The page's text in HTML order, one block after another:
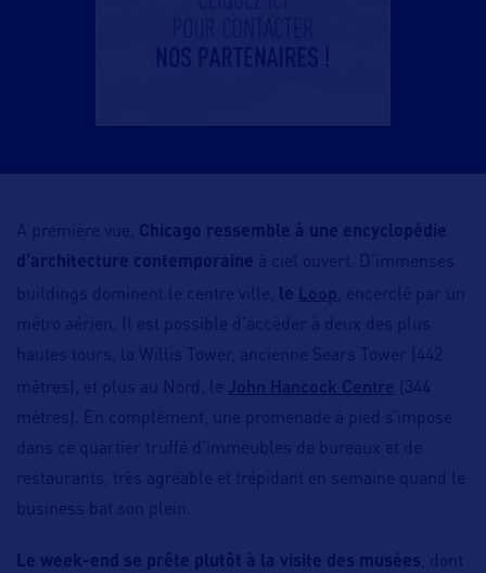
A première vue, Chicago ressemble à une encyclopédie
d’architecture contemporaine à ciel ouvert. D’immenses
buildings dominent le centre ville,
le Loop
, encerclé par un
métro aérien. Il est possible d’accéder à deux des plus
hautes tours, la Willis Tower, ancienne Sears Tower (442
mètres), et plus au Nord, le John Hancock Centre
(344
mètres). En complément, une promenade à pied s’impose
dans ce quartier truffé d’immeubles de bureaux et de
restaurants, très agréable et trépidant en semaine quand le
business bat son plein.
Le week-end se prête plutôt à la visite des musées , dont